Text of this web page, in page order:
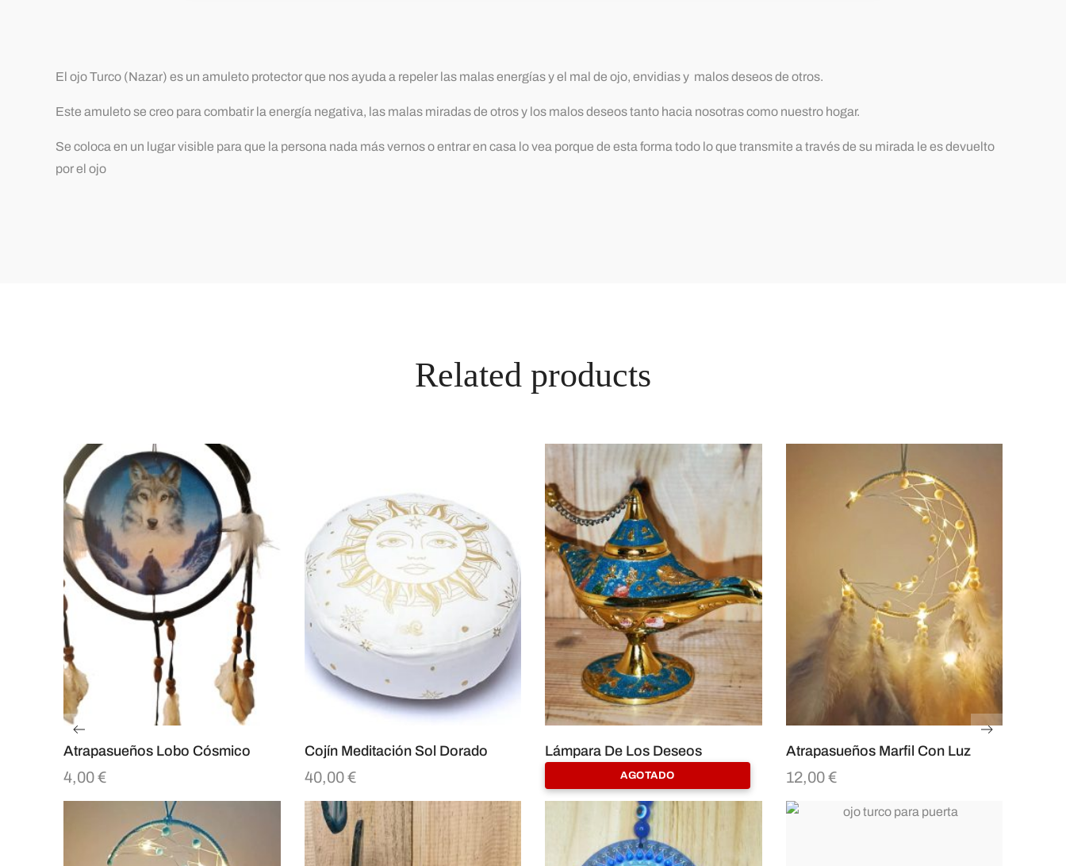
El ojo Turco (Nazar) es un amuleto protector que nos ayuda a repeler las malas energías y el mal de ojo, envidias y malos deseos de otros.
Este amuleto se creo para combatir la energía negativa, las malas miradas de otros y los malos deseos tanto hacia nosotras como nuestro hogar.
Se coloca en un lugar visible para que la persona nada más vernos o entrar en casa lo vea porque de esta forma todo lo que transmite a través de su mirada le es devuelto
por el ojo
Related products
Atrapasueños Lobo Cósmico
4,00€
Cojín Meditación Sol Dorado
40,00€ AGOTADO
Lámpara De Los Deseos Atrapasueños Marfil Con Luz
12,00€